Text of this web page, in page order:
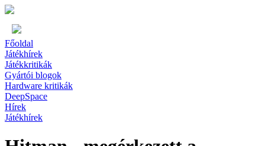
Főoldal
Játékhírek
Játékkritikák
Gyártói blogok
Hardware kritikák
DeepSpace
Hírek
Játékhírek